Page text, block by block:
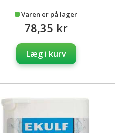
Varen er på lager
78,35 kr
Læg i kurv